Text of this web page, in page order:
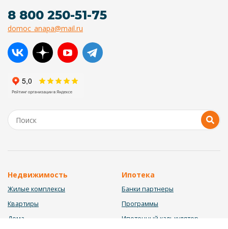
8 800 250-51-75
domoc_anapa@mail.ru
Недвижимость
Жилые комплексы
Квартиры
Дома
Ипотека
Банки партнеры
Программы
Ипотечный калькулятор